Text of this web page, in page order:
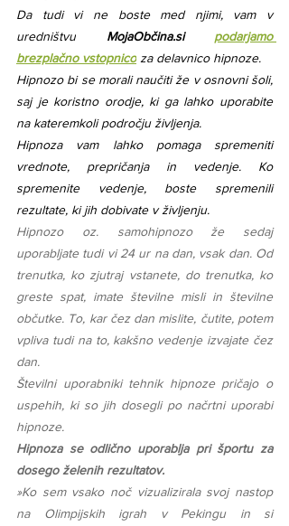
Da tudi vi ne boste med njimi, vam v
uredništvu MojaObčina.si podarjamo
brezplačno vstopnico za delavnico hipnoze.
Hipnozo bi se morali naučiti že v osnovni šoli,
saj je koristno orodje, ki ga lahko uporabite
na kateremkoli področju življenja.
Hipnoza vam lahko pomaga spremeniti
vrednote, prepričanja in vedenje. Ko
spremenite vedenje, boste spremenili
rezultate, ki jih dobivate v življenju.
Hipnozo oz. samohipnozo že sedaj
uporabljate tudi vi 24 ur na dan, vsak dan. Od
trenutka, ko zjutraj vstanete, do trenutka, ko
greste spat, imate številne misli in številne
občutke. To, kar čez dan mislite, čutite, potem
vpliva tudi na to, kakšno vedenje izvajate čez
dan.
Številni uporabniki tehnik hipnoze pričajo o
uspehih, ki so jih dosegli po načrtni uporabi
hipnoze.
Hipnoza se odlično uporablja pri športu za
dosego želenih rezultatov.
»Ko sem vsako noč vizualizirala svoj nastop
na Olimpijskih igrah v Pekingu in si